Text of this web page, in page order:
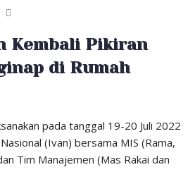
Kembali Pikiran
di Rumah
pada tanggal 19-20 Juli 2022
(Ivan) bersama MIS (Rama,
Tim Manajemen (Mas Rakai dan